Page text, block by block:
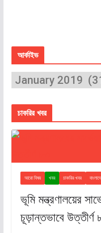
আর্কাইভ
চাকরির খবর
আরো বিষয় খবর চাকরির খবর
ভূমি মন্ত্রণালয়ের
চূড়ান্তভাবে উত্তীর্ণ